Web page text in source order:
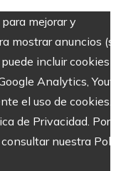
mejorar y
mostrar anuncios
incluir cookies
Analytics,
el uso de cookies.
de Privacidad. Por
nuestra